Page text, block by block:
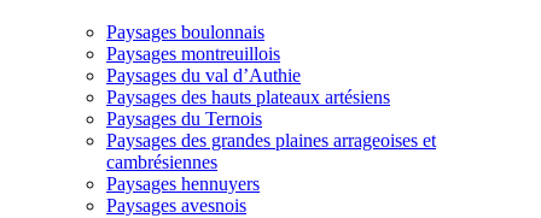
Paysages boulonnais
Paysages montreuillois
Paysages du val d’Authie
Paysages des hauts plateaux artésiens
Paysages du Ternois
Paysages des grandes plaines arrageoises et
cambrésiennes
Paysages hennuyers
Paysages avesnois